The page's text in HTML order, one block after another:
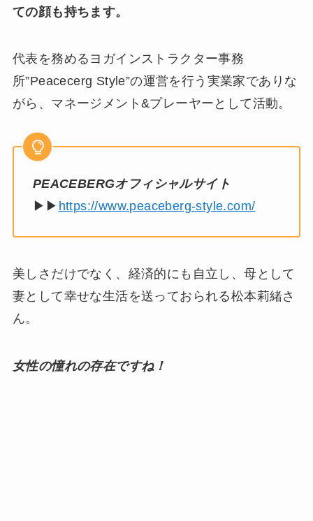
ての顔も持ちます。
代表を務めるヨガインストラクター事務
所”Peacecerg Style”の運営を行う実業家でありな
がら、マネージメント&プレーヤーとして活動。
PEACEBERGオフィシャルサイト
▶▶ https://www.peaceberg-style.com/
美しさだけでなく、経済的にも自立し、母として
妻として幸せな生活を送っておられる松本莉緒さ
ん。
女性の憧れの存在ですね！